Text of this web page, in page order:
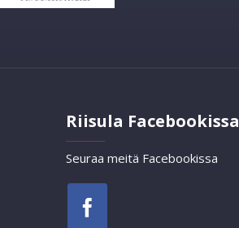
Riisula Facebookissa
Seuraa meitä Facebookissa